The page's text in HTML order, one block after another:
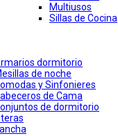
Multiusos
Sillas de Cocina
dormitorio
de noche
y Sinfonieres
de Cama
de dormitorio